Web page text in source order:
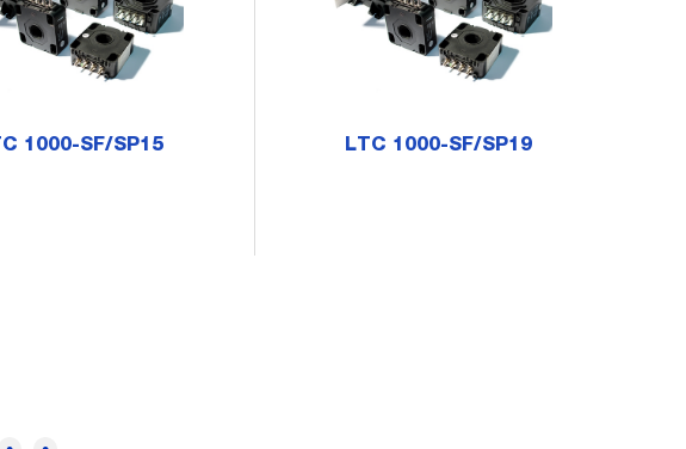
1000-SF/SP15 LTC 1000-SF/SP19